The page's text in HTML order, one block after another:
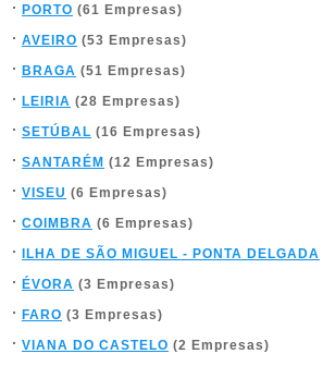
PORTO (61 Empresas)
AVEIRO (53 Empresas)
BRAGA (51 Empresas)
LEIRIA (28 Empresas)
SETÚBAL (16 Empresas)
SANTARÉM (12 Empresas)
VISEU (6 Empresas)
COIMBRA (6 Empresas)
ILHA DE SÃO MIGUEL - PONTA DELGADA
ÉVORA (3 Empresas)
FARO (3 Empresas)
VIANA DO CASTELO (2 Empresas)